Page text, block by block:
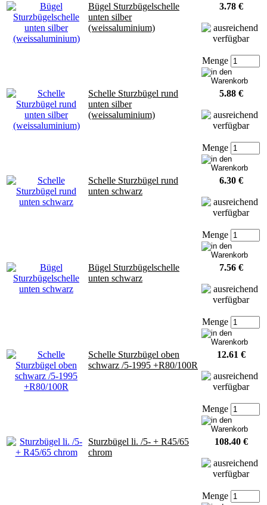
Bügel Sturzbügelschelle
unten silber
(weissaluminium)
3.78 €
Menge
Schelle Sturzbügel rund
unten silber
(weissaluminium)
5.88 €
Menge
Schelle Sturzbügel rund
unten schwarz
6.30 €
Menge
Bügel Sturzbügelschelle
unten schwarz
7.56 €
Menge
Schelle Sturzbügel oben
schwarz /5-1995 +R80/100R
12.61 €
Menge
Sturzbügel li. /5- + R45/65
chrom
108.40 €
Menge